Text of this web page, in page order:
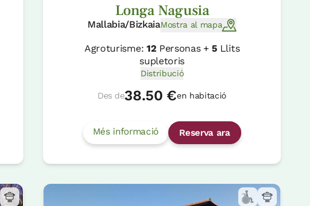
Longa Nagusia
Mallabia/BizkaiaMostra al mapa
Agroturisme: 12 Personas +5 Llits
supletoris
Distribució
Des de38.50 €en habitació
Més informació Reserva ara